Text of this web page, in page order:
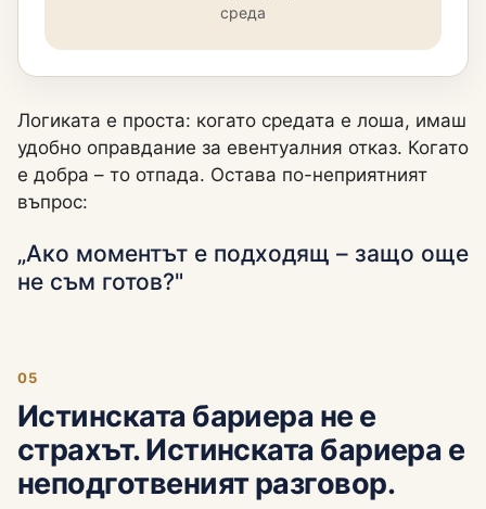
среда
Логиката е проста: когато средата е лоша, имаш
удобно оправдание за евентуалния отказ. Когато
е добра – то отпада. Остава по-неприятният
въпрос:
„Ако моментът е подходящ – защо още
не съм готов?"
05
Истинската бариера не е
страхът. Истинската бариера е
неподготвеният разговор.